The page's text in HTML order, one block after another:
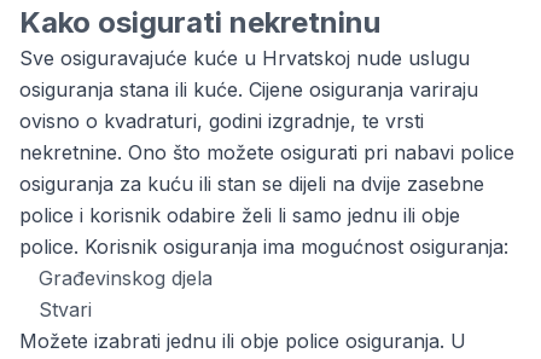
Kako osigurati nekretninu
Sve osiguravajuće kuće u Hrvatskoj nude uslugu
osiguranja stana ili kuće. Cijene osiguranja variraju
ovisno o kvadraturi, godini izgradnje, te vrsti
nekretnine. Ono što možete osigurati pri nabavi police
osiguranja za kuću ili stan se dijeli na dvije zasebne
police i korisnik odabire želi li samo jednu ili obje
police. Korisnik osiguranja ima mogućnost osiguranja:
Građevinskog djela
Stvari
Možete izabrati jednu ili obje police osiguranja. U